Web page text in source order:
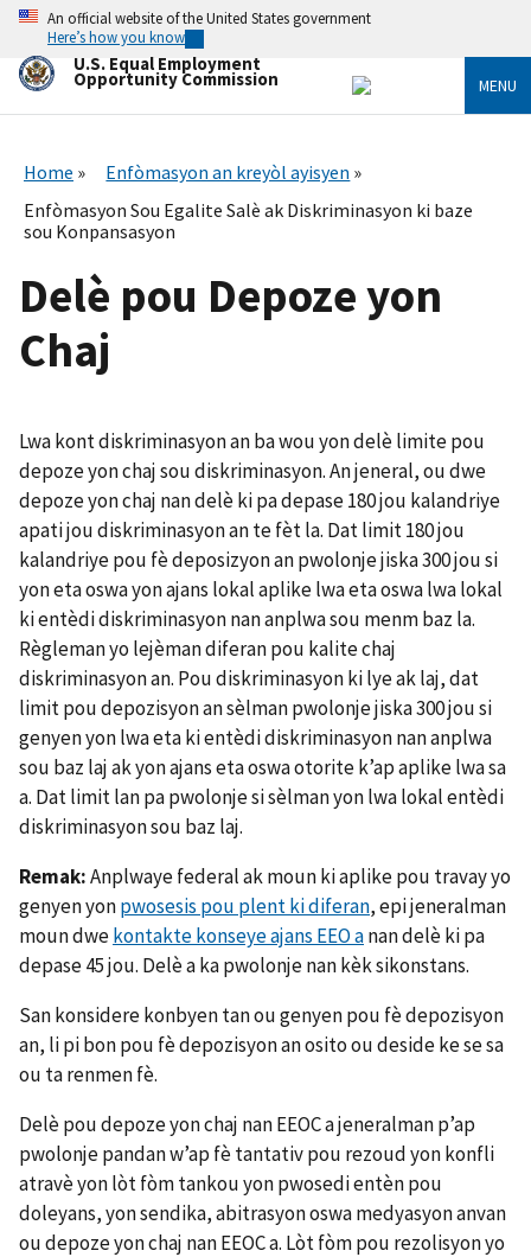
Skip
main
content
An official website of the United States government
Here’s how you know
U.S. Equal Employment
Opportunity Commission MENU
Home
Enfòmasyon an kreyòl ayisyen
Enfòmasyon Sou Egalite Salè ak Diskriminasyon ki baze
sou Konpansasyon
Delè pou Depoze yon
Chaj
Lwa kont diskriminasyon an ba wou yon delè limite pou
depoze yon chaj sou diskriminasyon. An jeneral, ou dwe
depoze yon chaj nan delè ki pa depase 180 jou kalandriye
apati jou diskriminasyon an te fèt la. Dat limit 180 jou
kalandriye pou fè deposizyon an pwolonje jiska 300 jou si
yon eta oswa yon ajans lokal aplike lwa eta oswa lwa lokal
ki entèdi diskriminasyon nan anplwa sou menm baz la.
Règleman yo lejèman diferan pou kalite chaj
diskriminasyon an. Pou diskriminasyon ki lye ak laj, dat
limit pou depozisyon an sèlman pwolonje jiska 300 jou si
genyen yon lwa eta ki entèdi diskriminasyon nan anplwa
sou baz laj ak yon ajans eta oswa otorite k’ap aplike lwa sa
a. Dat limit lan pa pwolonje si sèlman yon lwa lokal entèdi
diskriminasyon sou baz laj.
Remak:Anplwaye federal ak moun ki aplike pou travay yo
genyen yonpwosesis pou plent ki diferan, epi jeneralman
moun dwekontakte konseye ajans EEO anan delè ki pa
depase 45 jou. Delè a ka pwolonje nan kèk sikonstans.
San konsidere konbyen tan ou genyen pou fè depozisyon
an, li pi bon pou fè depozisyon an osito ou deside ke se sa
ou ta renmen fè.
Delè pou depoze yon chaj nan EEOC a jeneralman p’ap
pwolonje pandan w’ap fè tantativ pou rezoud yon konfli
atravè yon lòt fòm tankou yon pwosedi entèn pou
doleyans, yon sendika, abitrasyon oswa medyasyon anvan
ou depoze yon chaj nan EEOC a. Lòt fòm pou rezolisyon yo